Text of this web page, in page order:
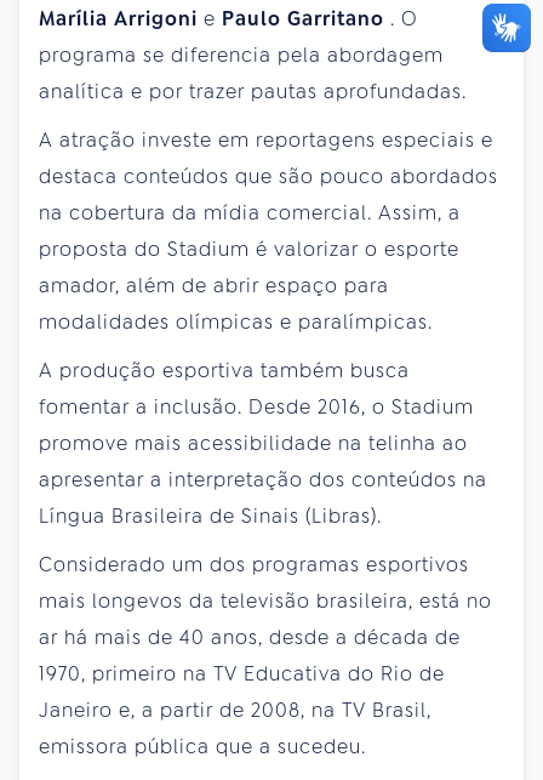
Marília Arrigoni e Paulo Garritano . O
programa se diferencia pela abordagem
analítica e por trazer pautas aprofundadas.
A atração investe em reportagens especiais e
destaca conteúdos que são pouco abordados
na cobertura da mídia comercial. Assim, a
proposta do Stadium é valorizar o esporte
amador, além de abrir espaço para
modalidades olímpicas e paralímpicas.
A produção esportiva também busca
fomentar a inclusão. Desde 2016, o Stadium
promove mais acessibilidade na telinha ao
apresentar a interpretação dos conteúdos na
Língua Brasileira de Sinais (Libras).
Considerado um dos programas esportivos
mais longevos da televisão brasileira, está no
ar há mais de 40 anos, desde a década de
1970, primeiro na TV Educativa do Rio de
Janeiro e, a partir de 2008, na TV Brasil,
emissora pública que a sucedeu.